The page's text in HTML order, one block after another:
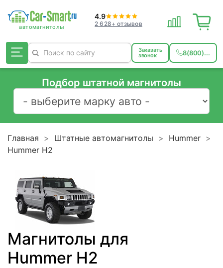
4.9
2 628+ отзывов
Заказать
звонок 8(800)...
Подбор штатной магнитолы
Главная Штатные автомагнитолы
Hummer
Hummer H2
Магнитолы для
Hummer H2